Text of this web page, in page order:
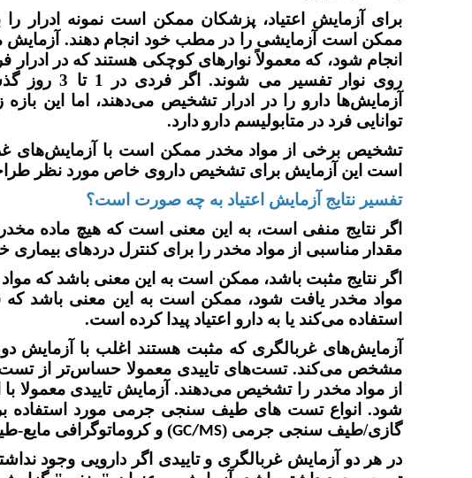
برای آزمایش اعتیاد، پزشکان ممکن است نمونه ادرار را
ممکن است آزمایشی را در مطب خود انجام دهند.
انجام شود، که معمولاً نوارهای کوچکی هستند که در
روی نوار
آزمایش‌ها دارو را در ادرار تشخیص می‌دهند، اما این
توانایی فرد در متابولیسم دارو دارد.
تشخیص برخی از مواد مخدر ممکن است با آزمایش‌های
است این آزمایش برای تشخیص داروی خاص مورد نظر
تفسیر نتایج آزمایش اعتیاد به چه صورت است؟
اگر نتایج منفی است، به این معنی است که هیچ ماده
مقدار مناسبی از مواد مخدر را برای کنترل دردهای
اگر نتایج مثبت باشد، ممکن است به این معنی باشد که
مواد مخدر یافت شود، ممکن است به این معنی باشد
استفاده می‌کند یا به دارو اعتیاد پیدا کرده است.
آزمایش‌های غربالگری که مثبت هستند اغلب با آزمایش
مشخص می‌کند. تست‌های تاییدی معمولا حساس‌تر از
از مواد مخدر را تشخیص می‌دهند. آزمایش تاییدی معمولا
شود. انواع تست های طیف سنجی جرمی مورد استفاده
گازی/طیف سنجی جرمی (GC/MS) و کروماتوگرافی
در هر دو آزمایش غربالگری و تاییدی اگر دارویی وجود